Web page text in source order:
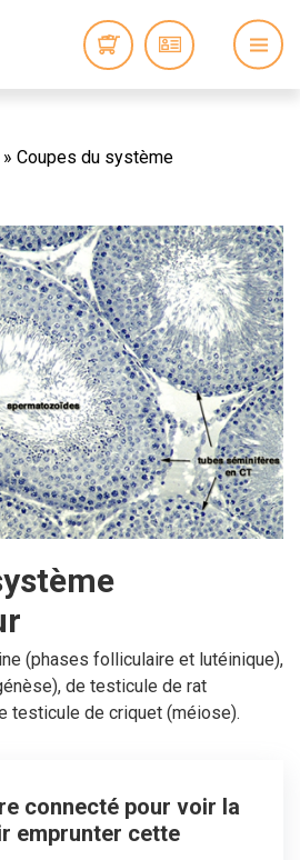
» Coupes du système
(phases folliculaire et lutéinique),
de testicule de rat
testicule de criquet (méiose).
connecté pour voir la
emprunter cette